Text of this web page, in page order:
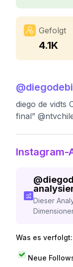
Gefolgt
4.1K
@
diego de vidts
final”
@
Dieser
Was es verfolgt:
Neue